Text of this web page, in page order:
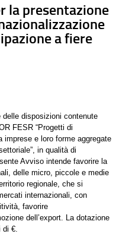
la presentazione
a fiere
disposizioni contenute
FESR “Progetti di
imprese e loro forme aggregate
in qualità di
Avviso intende favorire la
delle micro, piccole e medie
regionale, che si
internazionali, con
favorire
dell’export. La dotazione
€.